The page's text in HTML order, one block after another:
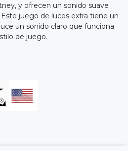
y ofrecen un sonido suave
juego de luces extra tiene un
un sonido claro que funciona
de juego.